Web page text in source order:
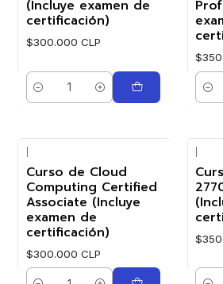
(Incluye examen de
certificación)
$300.000 CLP
Cantidad
Curso de Cloud
Computing Certified
Associate (Incluye
examen de
certificación)
$300.000 CLP